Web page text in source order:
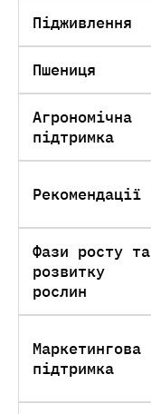
Підживлення
Пшениця
Агрономічна
підтримка
Рекомендації
Фази росту та
розвитку
рослин
Маркетингова
підтримка